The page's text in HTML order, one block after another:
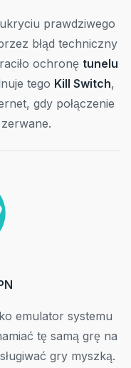
prawdziwego
błąd techniczny
ochronę tunelu
tego Kill Switch,
gdy połączenie
emulator systemu
tę samą grę na
gry myszką.